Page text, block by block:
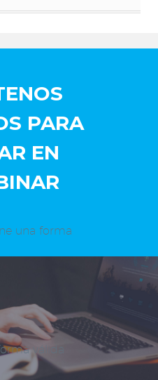
PARA
EN
una forma
válida